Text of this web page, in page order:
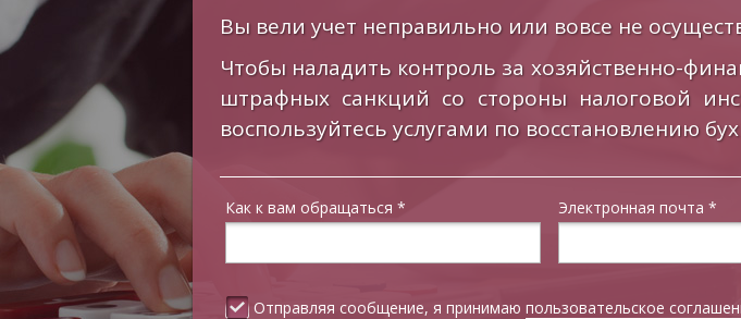
Вы вели учет неправильно или вовсе не
Чтобы наладить контроль за хозяйственно-
штрафных санкций со стороны налоговой
воспользуйтесь услугами по восстановлению
Как к вам обращаться * Электронная почта*
Отправляя сообщение, я принимаю пользовательское